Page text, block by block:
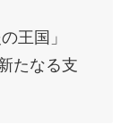
王国」
たなる支